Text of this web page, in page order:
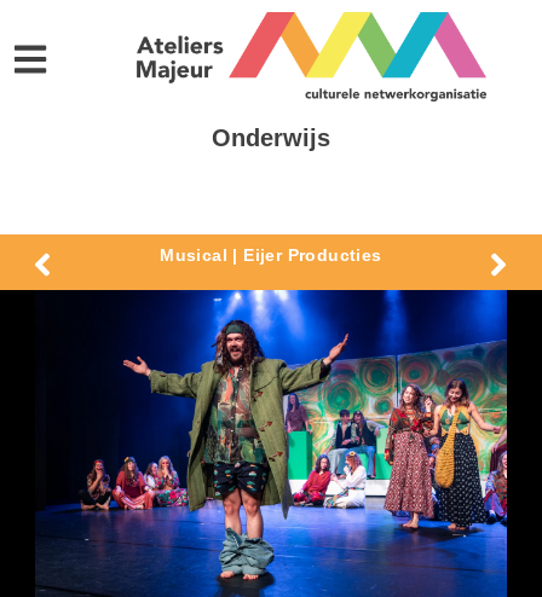
Onderwijs
Musical | Eijer Producties